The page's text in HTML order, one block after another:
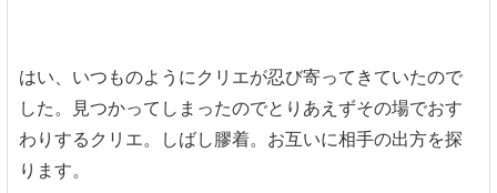
はい、いつものようにクリエが忍び寄ってきていたので
した。見つかってしまったのでとりあえずその場でおす
わりするクリエ。しばし膠着。お互いに相手の出方を探
ります。